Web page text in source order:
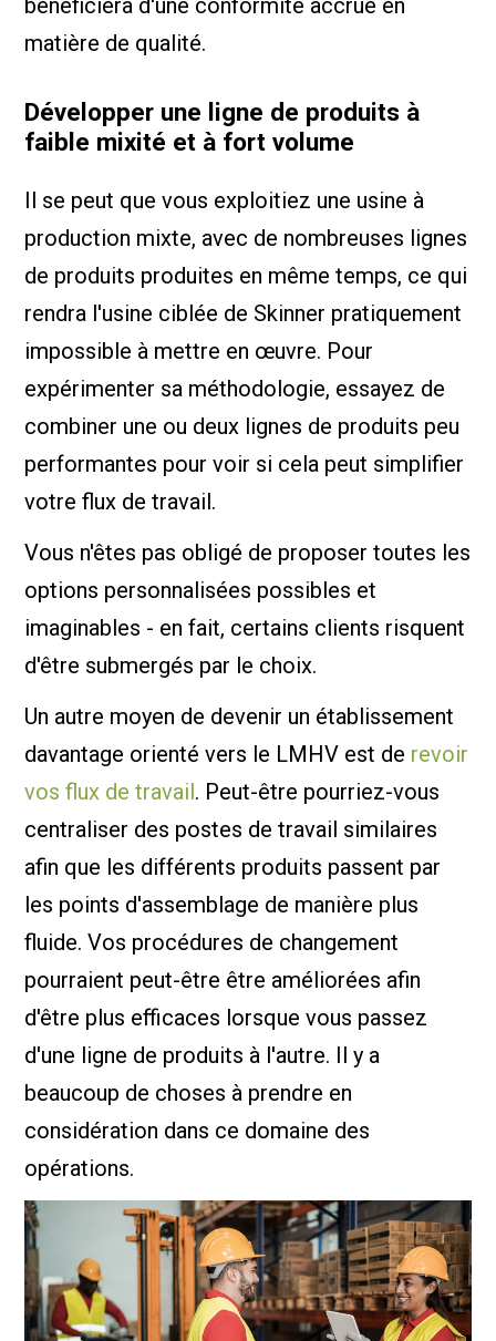
matière de qualité.
Développer une ligne de produits à
faible mixité et à fort volume
Il se peut que vous exploitiez une usine à
production mixte, avec de nombreuses lignes
de produits produites en même temps, ce qui
rendra l'usine ciblée de Skinner pratiquement
impossible à mettre en œuvre. Pour
expérimenter sa méthodologie, essayez de
combiner une ou deux lignes de produits peu
performantes pour voir si cela peut simplifier
votre flux de travail.
Vous n'êtes pas obligé de proposer toutes les
options personnalisées possibles et
imaginables - en fait, certains clients risquent
d'être submergés par le choix.
Un autre moyen de devenir un établissement
davantage orienté vers le LMHV est de revoir
vos flux de travail. Peut-être pourriez-vous
centraliser des postes de travail similaires
afin que les différents produits passent par
les points d'assemblage de manière plus
fluide. Vos procédures de changement
pourraient peut-être être améliorées afin
d'être plus efficaces lorsque vous passez
d'une ligne de produits à l'autre. Il y a
beaucoup de choses à prendre en
considération dans ce domaine des
opérations.